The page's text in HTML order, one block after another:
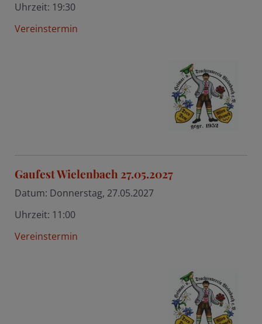
Uhrzeit: 19:30
Vereinstermin
Gaufest Wielenbach 27.05.2027
Datum: Donnerstag, 27.05.2027
Uhrzeit: 11:00
Vereinstermin